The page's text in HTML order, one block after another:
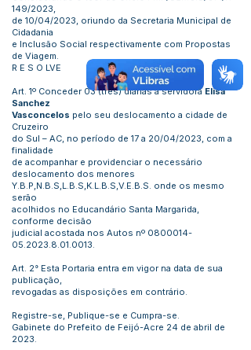
149/2023,
de 10/04/2023, oriundo da Secretaria Municipal de
Cidadania
e Inclusão Social respectivamente com Propostas
de Viagem.
R E S O LVE
Art. 1º Conceder 03 (três) diárias a servidoraElisa
Sanchez
Vasconcelos pelo seu deslocamento a cidade de
Cruzeiro
do Sul – AC, no período de 17 a 20/04/2023, com a
finalidade
de acompanhar e providenciar o necessário
deslocamento dos menores
Y.B.P,N.B.S,L.B.S,K.L.B.S,V.E.B.S. onde os mesmo
serão
acolhidos no Educandário Santa Margarida,
conforme decisão
judicial acostada nos Autos nº 0800014-
05.2023.8.01.0013.
Art. 2° Esta Portaria entra em vigor na data de sua
publicação,
revogadas as disposições em contrário.
Registre-se, Publique-se e Cumpra-se.
Gabinete do Prefeito de Feijó-Acre 24 de abril de
2023.